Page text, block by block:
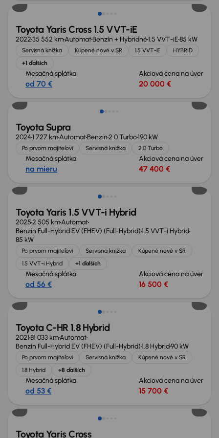
Toyota Yaris Cross 1.5 VVT-iE
202235 552 kmAutomatBenzín + Hybridné1.5 VVT-iE85 kW
Servisná knižka Kúpené nové v SR 1.5 VVT-iE
HYBRID
+1 ďalších
Mesačná splátka
od 70 €
Akciová cena na úver
20 000 €
Toyota Supra
20241 727 kmAutomatBenzín2.0 Turbo190 kW
Po prvom majiteľovi Servisná knižka 2.0 Turbo
Mesačná splátka
na mieru
Akciová cena na úver
47 400 €
Toyota Yaris 1.5 VVT-i Hybrid
20252 505 kmAutomat
Benzín Full-Hybrid EV (FHEV) (Full-Hybrid)1.5 VVT-i Hybrid
85 kW
Po prvom majiteľovi Servisná knižka
Kúpené nové v SR
1.5 VVT-i Hybrid
+1 ďalších
Mesačná splátka
od 56 €
Akciová cena na úver
16 500 €
Toyota C-HR 1.8 Hybrid
202181 033 kmAutomat
Benzín Full-Hybrid EV (FHEV) (Full-Hybrid)1.8 Hybrid90 kW
Po prvom majiteľovi Servisná knižka
Kúpené nové v SR
1.8 Hybrid
+8 ďalších
Mesačná splátka
od 53 €
Akciová cena na úver
15 700 €
Toyota Yaris Cross